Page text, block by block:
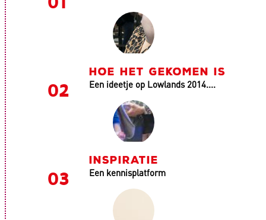
HOE HET GEKOMEN IS
Een ideetje op Lowlands 2014....
INSPIRATIE
Een kennisplatform